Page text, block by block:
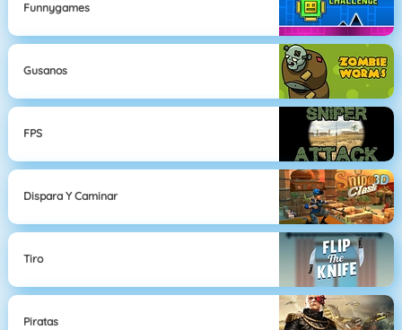
Funnygames
Gusanos
FPS
Dispara Y Caminar
Tiro
Piratas